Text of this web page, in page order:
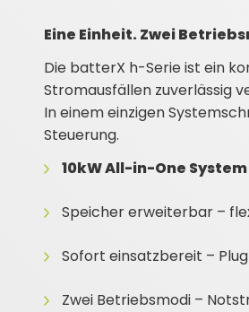
Eine Einheit. Zwei
Die batterX h-Serie ist ein
Stromausfällen zuverlässig
In einem einzigen
Steuerung.
10kW All-in-One System
Speicher erweiterbar –
Sofort einsatzbereit –
Zwei Betriebsmodi –